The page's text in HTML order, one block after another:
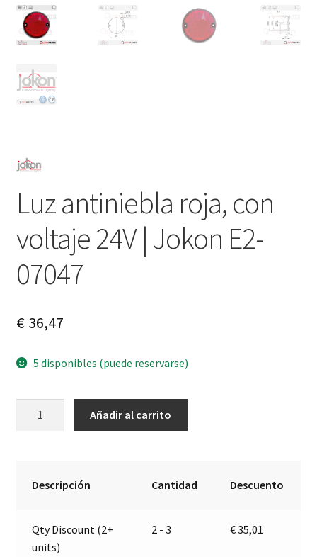
Luz antiniebla roja, con
voltaje 24V | Jokon E2-
07047
€36,47
5 disponibles (puede reservarse)
Jokon
Añadir al carrito
Descripción Cantidad Descuento
Qty Discount (2+
units)
2 - 3 €35,01